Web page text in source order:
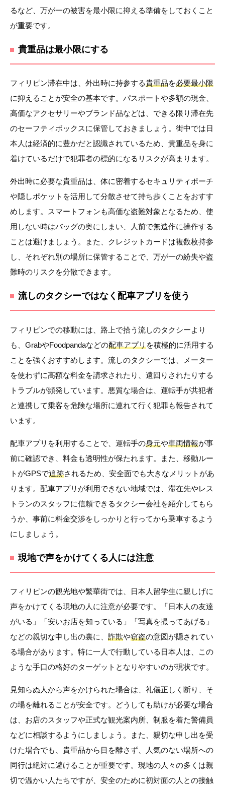
るなど、万が一の被害を最小限に抑える準備をしておくこと
が重要です。
貴重品は最小限にする
フィリピン滞在中は、外出時に持参する貴重品を必要最小限
に抑えることが安全の基本です。パスポートや多額の現金、
高価なアクセサリーやブランド品などは、できる限り滞在先
のセーフティボックスに保管しておきましょう。街中では日
本人は経済的に豊かだと認識されているため、貴重品を身に
着けているだけで犯罪者の標的になるリスクが高まります。
外出時に必要な貴重品は、体に密着するセキュリティポーチ
や隠しポケットを活用して分散させて持ち歩くことをおすす
めします。スマートフォンも高価な盗難対象となるため、使
用しない時はバッグの奥にしまい、人前で無造作に操作する
ことは避けましょう。また、クレジットカードは複数枚持参
し、それぞれ別の場所に保管することで、万が一の紛失や盗
難時のリスクを分散できます。
流しのタクシーではなく配車アプリを使う
フィリピンでの移動には、路上で拾う流しのタクシーより
も、GrabやFoodpandaなどの配車アプリを積極的に活用する
ことを強くおすすめします。流しのタクシーでは、メーター
を使わずに高額な料金を請求されたり、遠回りされたりする
トラブルが頻発しています。悪質な場合は、運転手が共犯者
と連携して乗客を危険な場所に連れて行く犯罪も報告されて
います。
配車アプリを利用することで、運転手の身元や車両情報が事
前に確認でき、料金も透明性が保たれます。また、移動ルー
トがGPSで追跡されるため、安全面でも大きなメリットがあ
ります。配車アプリが利用できない地域では、滞在先やレス
トランのスタッフに信頼できるタクシー会社を紹介してもら
うか、事前に料金交渉をしっかりと行ってから乗車するよう
にしましょう。
現地で声をかけてくる人には注意
フィリピンの観光地や繁華街では、日本人留学生に親しげに
声をかけてくる現地の人に注意が必要です。「日本人の友達
がいる」「安いお店を知っている」「写真を撮ってあげる」
などの親切な申し出の裏に、 詐欺や窃盗の意図が隠されてい
る場合があります。特に一人で行動している日本人は、この
ような手口の格好のターゲットとなりやすいのが現状です。
見知らぬ人から声をかけられた場合は、礼儀正しく断り、そ
の場を離れることが安全です。どうしても助けが必要な場合
は、お店のスタッフや正式な観光案内所、制服を着た警備員
などに相談するようにしましょう。また、親切な申し出を受
けた場合でも、貴重品から目を離さず、人気のない場所への
同行は絶対に避けることが重要です。現地の人々の多くは親
切で温かい人たちですが、安全のために初対面の人との接触